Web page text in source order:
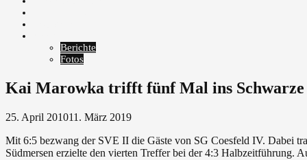
Berichte
Fotos
Kai Marowka trifft fünf Mal ins Schwarze
25. April 201011. März 2019
Mit 6:5 bezwang der SVE II die Gäste von SG Coesfeld IV. Dabei
Südmersen erzielte den vierten Treffer bei der 4:3 Halbzeitführung.